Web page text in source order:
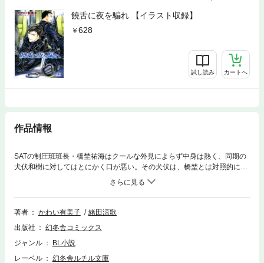
饒舌に夜を騙れ 【イラスト収録】
628
試し読み カートへ
作品情報
SATの制圧班班長・橋埜祐海はクールな外見によらず中身は熱く、同期の
犬伏和樹に対してはとにかく口が悪い。その犬伏は、橋埜とは対照的にパ
ワフルな体育会系で面倒見のよい性格。部下の高梁が犬伏を密かに慕って
いることに橋埜は気づいていたが、自分もまた犬伏を憎からず思っている
ため複雑な心境だった。そんな時、ハイジャック事件が発生して!?
著者
かわい有美子
緒田涼歌
出版社
幻冬舎コミックス
ジャンル
BL小説
レーベル
幻冬舎ルチル文庫